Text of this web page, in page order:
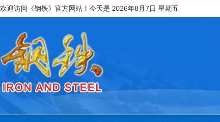
欢迎访问《钢铁》官方网站！今天是 2026年8月7日 星期五